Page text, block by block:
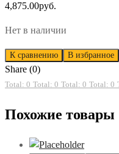
4,875.00руб.
Нет в наличии
К сравнению В избранное
Share (0)
Total: 0 Total: 0 Total: 0 Total: 0
Похожие товары